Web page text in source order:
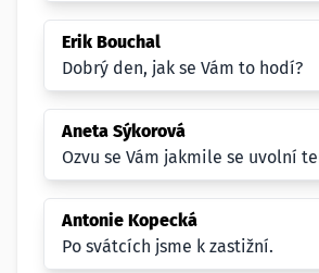
Erik Bouchal
Dobrý den, jak se Vám to hodí?
Aneta Sýkorová
Ozvu se Vám jakmile se uvolní
Antonie Kopecká
Po svátcích jsme k zastižní.